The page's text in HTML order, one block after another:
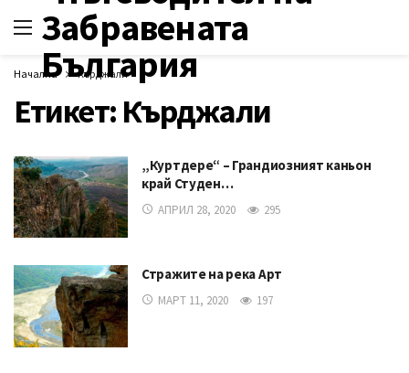
Начална Кърджали
Етикет: Кърджали
„Куртдере“ – Грандиозният каньон
край Студен…
АПРИЛ 28, 2020 295
Стражите на река Арт
МАРТ 11, 2020 197